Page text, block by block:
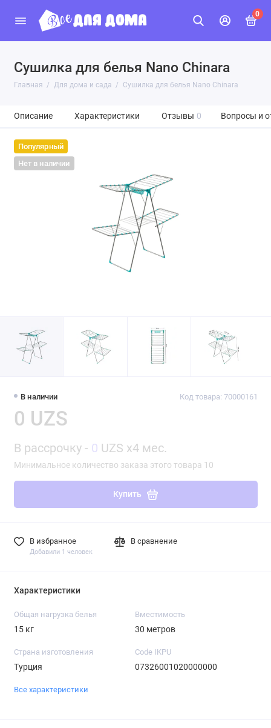
0
Сушилка для белья Nano Chinara
Главная Для дома и сада Сушилка для белья Nano Chinara
Описание Характеристики Отзывы 0 Вопросы и
Популярный
Нет в наличии
В наличии Код товара: 70000161
0 UZS
В рассрочку - 0 UZS x4 мес.
Минимальное количество заказа этого товара 10
Купить
В избранное
Добавили 1 человек
В сравнение
Характеристики
Общая нагрузка белья
15 кг
Вместимость
30 метров
Страна изготовления
Турция
Code IKPU
07326001020000000
Все характеристики